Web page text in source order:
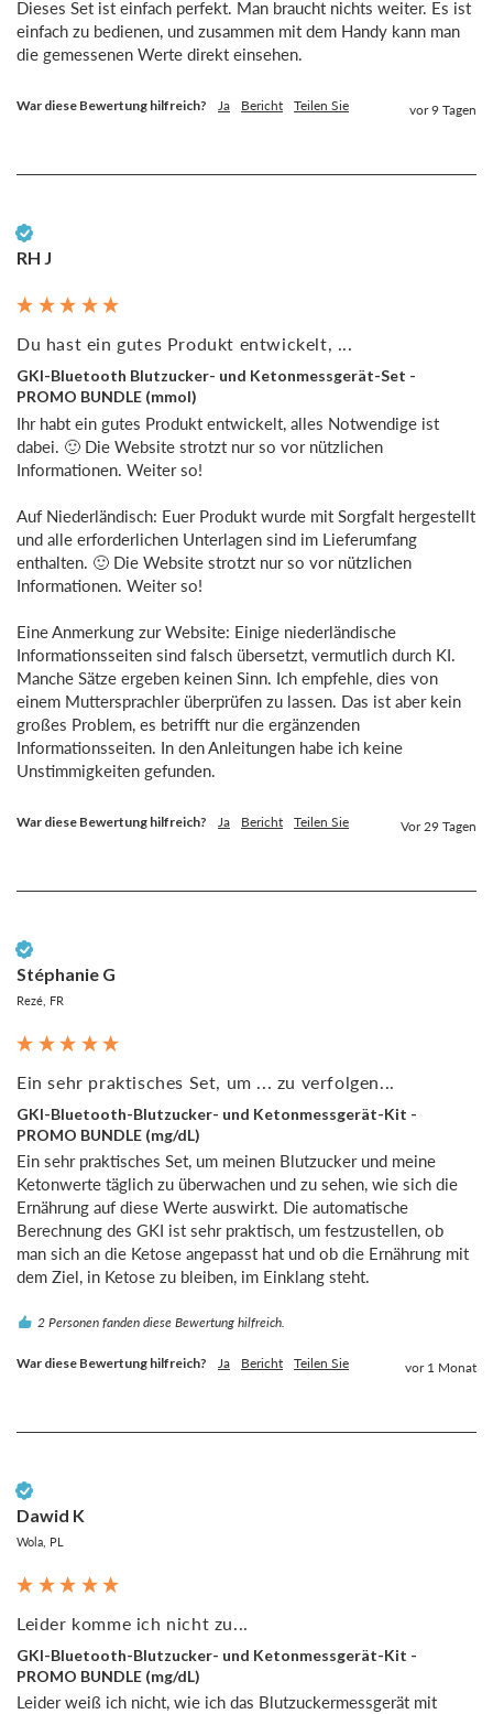
Dieses Set ist einfach perfekt. Man braucht nichts weiter. Es ist
einfach zu bedienen, und zusammen mit dem Handy kann man
die gemessenen Werte direkt einsehen.
War diese Bewertung hilfreich? Ja Bericht Teilen Sie vor 9 Tagen
RH J
Du hast ein gutes Produkt entwickelt, ...
GKI-Bluetooth Blutzucker- und Ketonmessgerät-Set -
PROMO BUNDLE (mmol)
Ihr habt ein gutes Produkt entwickelt, alles Notwendige ist
dabei. 🙂 Die Website strotzt nur so vor nützlichen
Informationen. Weiter so!
Auf Niederländisch: Euer Produkt wurde mit Sorgfalt hergestellt
und alle erforderlichen Unterlagen sind im Lieferumfang
enthalten. 🙂 Die Website strotzt nur so vor nützlichen
Informationen. Weiter so!
Eine Anmerkung zur Website: Einige niederländische
Informationsseiten sind falsch übersetzt, vermutlich durch KI.
Manche Sätze ergeben keinen Sinn. Ich empfehle, dies von
einem Muttersprachler überprüfen zu lassen. Das ist aber kein
großes Problem, es betrifft nur die ergänzenden
Informationsseiten. In den Anleitungen habe ich keine
Unstimmigkeiten gefunden.
War diese Bewertung hilfreich? Ja Bericht Teilen Sie Vor 29 Tagen
Stéphanie G
Rezé, FR
Ein sehr praktisches Set, um ... zu verfolgen...
GKI-Bluetooth-Blutzucker- und Ketonmessgerät-Kit -
PROMO BUNDLE (mg/dL)
Ein sehr praktisches Set, um meinen Blutzucker und meine
Ketonwerte täglich zu überwachen und zu sehen, wie sich die
Ernährung auf diese Werte auswirkt. Die automatische
Berechnung des GKI ist sehr praktisch, um festzustellen, ob
man sich an die Ketose angepasst hat und ob die Ernährung mit
dem Ziel, in Ketose zu bleiben, im Einklang steht.
2 Personen fanden diese Bewertung hilfreich.
War diese Bewertung hilfreich? Ja Bericht Teilen Sie vor 1 Monat
Dawid K
Wola, PL
Leider komme ich nicht zu...
GKI-Bluetooth-Blutzucker- und Ketonmessgerät-Kit -
PROMO BUNDLE (mg/dL)
Leider weiß ich nicht, wie ich das Blutzuckermessgerät mit